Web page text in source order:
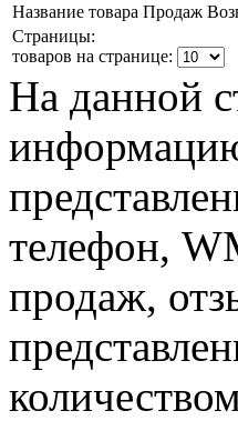
Название товара Продаж
Страницы:
товаров на странице:
На данной
телефон,
продаж,